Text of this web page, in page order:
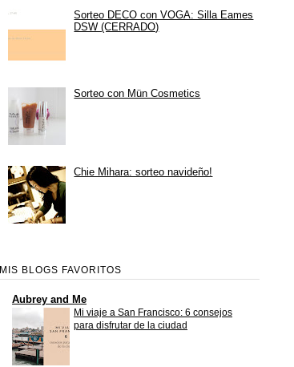
Sorteo DECO con VOGA: Silla Eames
DSW (CERRADO)
Sorteo con Mün Cosmetics
Chie Mihara: sorteo navideño!
MIS BLOGS FAVORITOS
Aubrey and Me
Mi viaje a San Francisco: 6 consejos
para disfrutar de la ciudad